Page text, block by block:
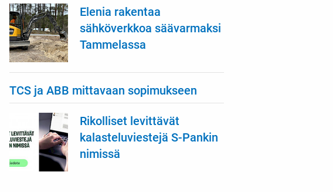
Elenia rakentaa
sähköverkkoa säävarmaksi
Tammelassa
TCS ja ABB mittavaan sopimukseen
Rikolliset levittävät
kalasteluviestejä S-Pankin
nimissä